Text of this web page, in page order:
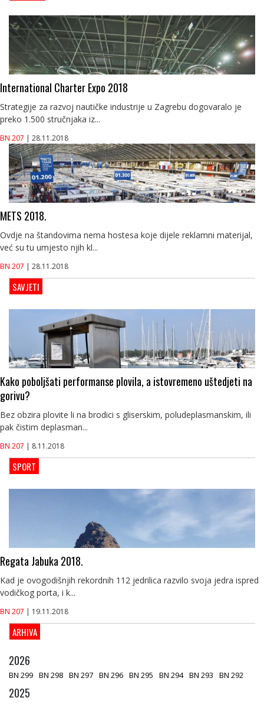
International Charter Expo 2018
Strategije za razvoj nautičke industrije u Zagrebu dogovaralo je
preko 1.500 stručnjaka iz...
BN 207 | 28.11.2018
METS 2018.
Ovdje na štandovima nema hostesa koje dijele reklamni materijal,
već su tu umjesto njih kl...
BN 207 | 28.11.2018
SAVJETI
Kako poboljšati performanse plovila, a istovremeno uštedjeti na
gorivu?
Bez obzira plovite li na brodici s gliserskim, poludeplasmanskim, ili
pak čistim deplasman...
BN 207 | 8.11.2018
SPORT
Regata Jabuka 2018.
Kad je ovogodišnjih rekordnih 112 jedrilica razvilo svoja jedra ispred
vodičkog porta, i k...
BN 207 | 19.11.2018
ARHIVA
2026
BN 299 BN 298 BN 297 BN 296 BN 295 BN 294 BN 293 BN 292
2025